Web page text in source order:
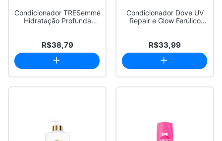
Condicionador TRESemmé
Hidratação Profunda
R$38,79
Condicionador Dove UV
Repair e Glow Ferúlico
R$33,99